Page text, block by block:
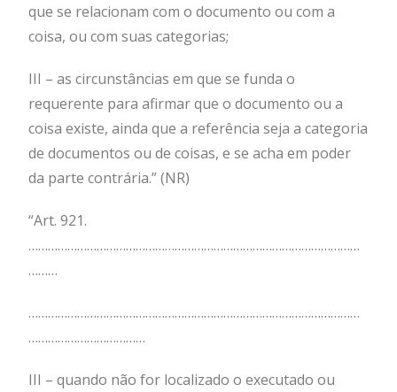
que se relacionam com o documento ou com a
coisa, ou com suas categorias;
III – as circunstâncias em que se funda o
requerente para afirmar que o documento ou a
coisa existe, ainda que a referência seja a categoria
de documentos ou de coisas, e se acha em poder
da parte contrária.” (NR)
“Art. 921.
…………………………………………………………………………………………
………
…………………………………………………………………………………………
………………………………
III – quando não for localizado o executado ou